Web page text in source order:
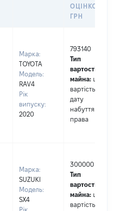
ОЦІНКОЮ,
ГРН
Марка:
TOYOTA
Модель:
RAV4
Рік
випуску:
2020
793140
Тип
вартості
майна: це
вартість на
дату
набуття
права
Марка:
SUZUKI
Модель:
SX4
Рік
300000
Тип
вартості
майна: це
вартість на